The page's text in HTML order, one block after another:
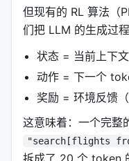
但现有的 RL 算法（
们把 LLM 的生成过
状态 = 当前上下
动作 = 下一个
奖励 = 环境反馈
这意味着：一个完
"search[flights
拆成了 20 个 token